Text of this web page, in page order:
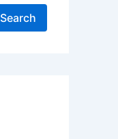
Search